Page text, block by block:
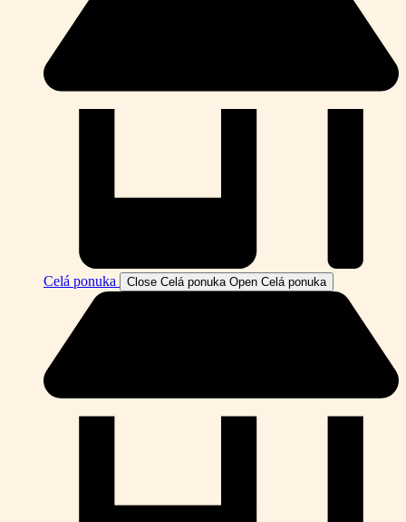
Celá ponuka Close Celá ponuka Open Celá ponuka